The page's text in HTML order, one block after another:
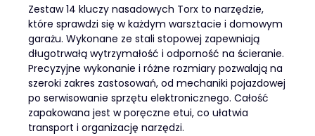
Zestaw 14 kluczy nasadowych Torx to narzędzie,
które sprawdzi się w każdym warsztacie i domowym
garażu. Wykonane ze stali stopowej zapewniają
długotrwałą wytrzymałość i odporność na ścieranie.
Precyzyjne wykonanie i różne rozmiary pozwalają na
szeroki zakres zastosowań, od mechaniki pojazdowej
po serwisowanie sprzętu elektronicznego. Całość
zapakowana jest w poręczne etui, co ułatwia
transport i organizację narzędzi.